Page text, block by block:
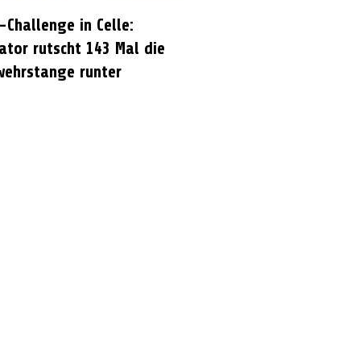
in Celle:
rutscht 143 Mal die
runter